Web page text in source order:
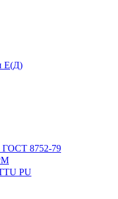
E(Д)
ГОСТ 8752-79
PU